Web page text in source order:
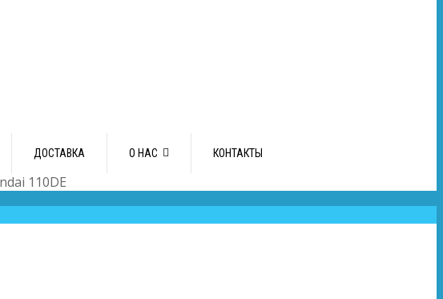
ДОСТАВКА О НАС КОНТАКТЫ
110DE